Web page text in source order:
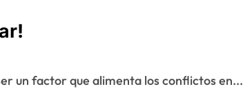
un factor que alimenta los conflictos en...